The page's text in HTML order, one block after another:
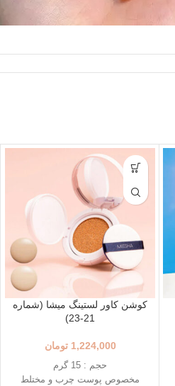
کوشن کاور لستینگ میشا (شماره
21-23)
1,224,000 تومان
حجم : 15 گرم
مخصوص پوست چرب و مختلط